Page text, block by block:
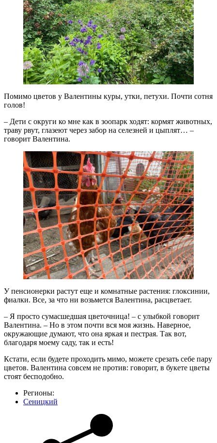
Помимо цветов у Валентины куры, утки, петухи. Почти сотня
голов!
– Дети с округи ко мне как в зоопарк ходят: кормят животных,
траву рвут, глазеют через забор на селезней и цыплят… –
говорит Валентина.
У пенсионерки растут еще и комнатные растения: глоксинии,
фиалки. Все, за что ни возьмется Валентина, расцветает.
– Я просто сумасшедшая цветочница! – с улыбкой говорит
Валентина. – Но в этом почти вся моя жизнь. Наверное,
окружающие думают, что она яркая и пестрая. Так вот,
благодаря моему саду, так и есть!
Кстати, если будете проходить мимо, можете срезать себе пару
цветов. Валентина совсем не против: говорит, в букете цветы
стоят бесподобно.
Регионы:
Сеницкий